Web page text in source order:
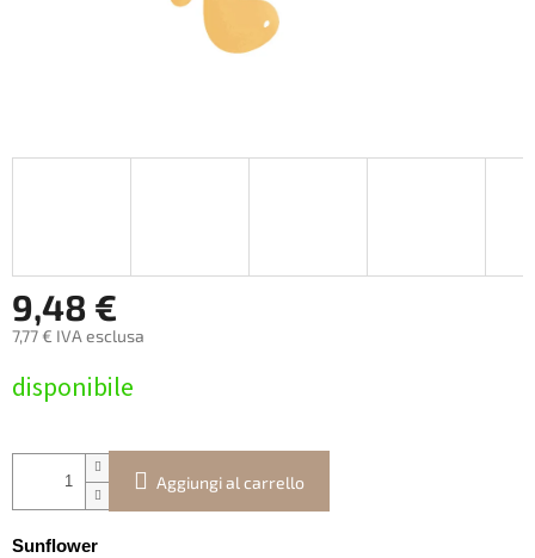
9,48 €
7,77 € IVA esclusa
della
disponibile
Aggiungi al carrello
Sunflower